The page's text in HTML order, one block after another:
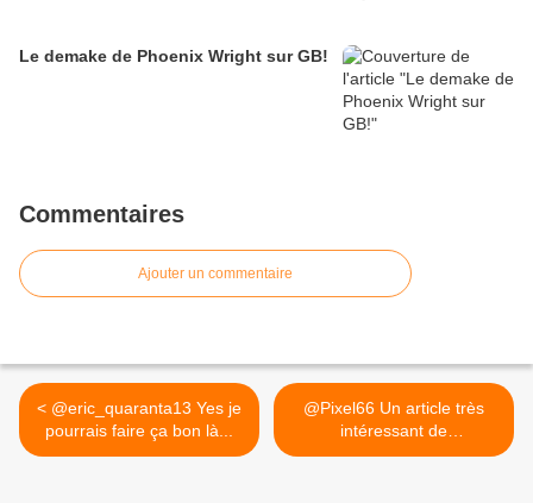
Le demake de Phoenix Wright sur GB!
Commentaires
Ajouter un commentaire
< @eric_quaranta13 Yes je
pourrais faire ça bon là...
@Pixel66 Un article très
intéressant de
@Manga56... >